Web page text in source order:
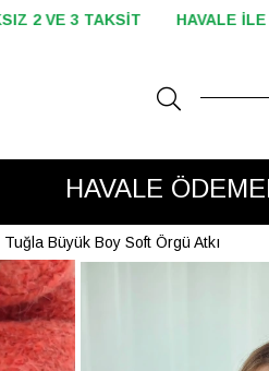
%5 EK İNDİRİM
VADE
Büyük Boy Soft Örgü Atkı